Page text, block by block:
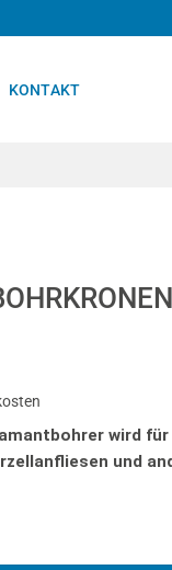
KONTAKT
wird
und